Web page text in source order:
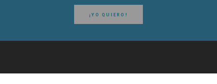
¡YO QUIERO!